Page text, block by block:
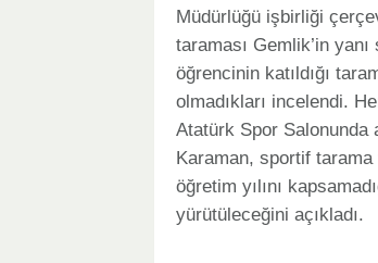
Müdürlüğü işbirliği
taraması Gemlik’in
öğrencinin katıldığı
olmadıkları incelendi.
Atatürk Spor Salonunda
Karaman, sportif tarama
öğretim yılını
yürütüleceğini açıkladı.